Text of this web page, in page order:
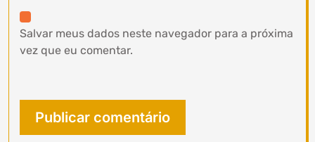
Salvar meus dados neste navegador para a próxima
vez que eu comentar.